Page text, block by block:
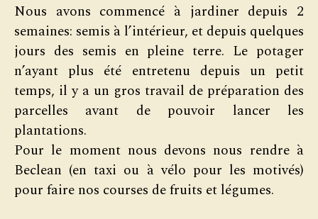
Nous avons commencé à jardiner depuis 2
semaines: semis à l’intérieur, et depuis quelques
jours des semis en pleine terre. Le potager
n’ayant plus été entretenu depuis un petit
temps, il y a un gros travail de préparation des
parcelles avant de pouvoir lancer les
plantations.
Pour le moment nous devons nous rendre à
Beclean (en taxi ou à vélo pour les motivés)
pour faire nos courses de fruits et légumes.